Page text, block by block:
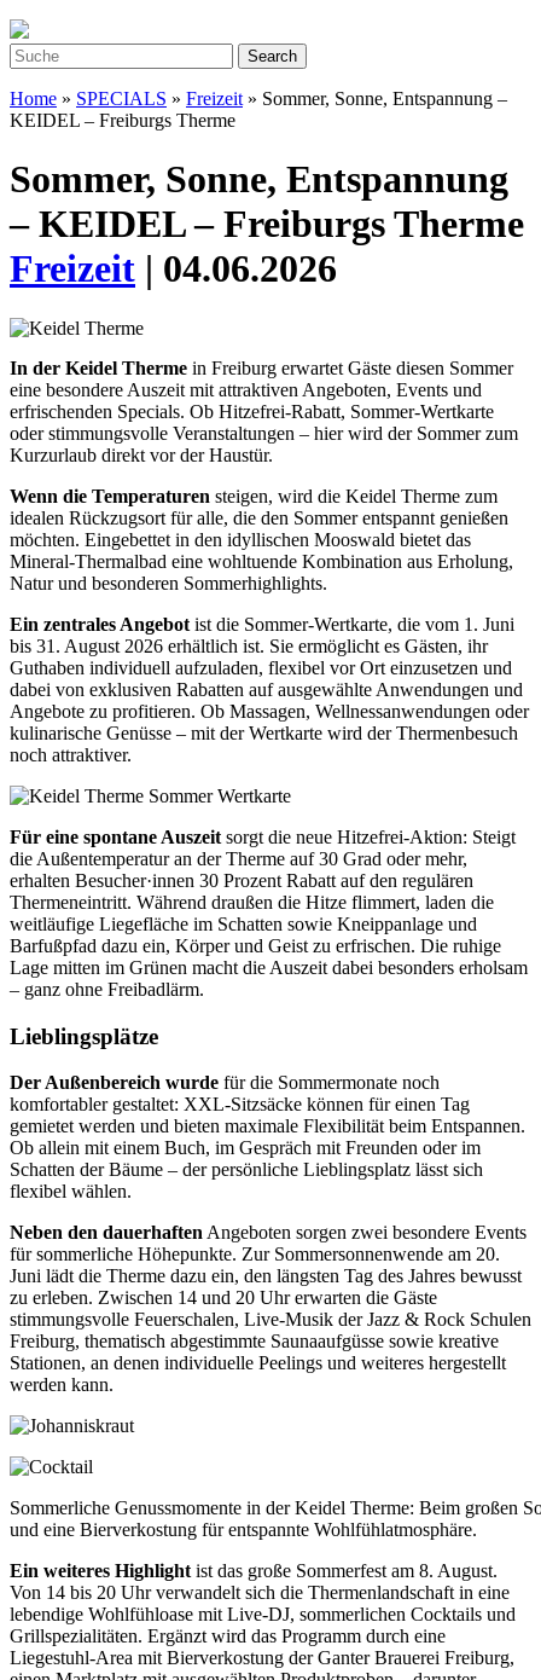
Home » SPECIALS » Freizeit » Sommer, Sonne, Entspannung –
KEIDEL – Freiburgs Therme
Sommer, Sonne, Entspannung
– KEIDEL – Freiburgs Therme
Freizeit | 04.06.2026
In der Keidel Therme in Freiburg erwartet Gäste diesen Sommer
eine ­besondere Auszeit mit attraktiven Angeboten, Events und
erfrischenden Specials. Ob Hitzefrei-Rabatt, Sommer-Wertkarte
oder stimmungs­volle Veranstaltungen – hier wird der Sommer zum
Kurzurlaub direkt vor der Haustür.
Wenn die Temperaturen steigen, wird die Keidel Therme zum
idealen Rückzugsort für alle, die den Sommer entspannt genießen
möchten. Eingebettet in den idyllischen Mooswald bietet das
Mineral-­Thermal­bad eine wohltuende Kombination aus Erholung,
Natur und besonderen Sommerhighlights.
Ein zentrales Angebot ist die Sommer-Wertkarte, die vom 1. Juni
bis 31. August 2026 erhältlich ist. Sie ermöglicht es Gästen, ihr
Guthaben individuell aufzuladen, flexibel vor Ort einzusetzen und
dabei von exklusiven Rabatten auf ausgewählte Anwendungen und
Angebote zu profitieren. Ob Massagen, Wellnessanwendungen oder
kulinarische Genüsse – mit der Wertkarte wird derThermenbesuch
noch attraktiver.
Für eine spontane Auszeit sorgt die neue Hitzefrei-Aktion: Steigt
die Außentemperatur an der Therme auf 30 Grad oder mehr,
erhalten Besucher·innen 30 Prozent Rabatt auf den regulären
Thermeneintritt. Während draußen die Hitze flimmert, laden die
weitläufige Liegefläche im Schatten sowie Kneippanlage und
Barfußpfad dazu ein, Körper und Geist zu erfrischen. Die ruhige
Lage mitten im Grünen macht die Auszeit dabei besonders erholsam
– ganz ohne Freibadlärm.
Lieblingsplätze
Der Außenbereich wurde für die Sommermonate noch
komfortabler gestaltet: XXL-Sitzsäcke können füreinen Tag
gemietet werden und bieten maximale Flexibilität beim Entspannen.
Ob allein mit einem Buch, im Gespräch mit Freunden oder im
Schatten der Bäume – der persönliche Lieblingsplatz lässt sich
flexibel wählen.
Neben den dauerhaften Angeboten sorgen zwei besondere Events
für sommerliche Höhepunkte. Zur Sommersonnenwende am 20.
Juni lädt die Therme dazu ein, den längsten Tag des Jahres bewusst
zu erleben. Zwischen 14 und 20 Uhr erwarten die Gäste
stimmungsvolle Feuerschalen, Live-Musik der Jazz & Rock Schulen
Freiburg, thematisch abgestimmte Saunaaufgüsse sowie kreative
Stationen, an denen indi­viduelle Peelings und weiteres hergestellt
werden kann.
Sommerliche Genuss­momente in der Keidel ­Therme: Beim großen
und eine Bierverkostung für entspannte Wohlfühl­atmosphäre.
Ein weiteres Highlight ist das große Sommerfest am 8. August.
Von 14 bis 20 Uhr verwandelt sich die Thermenlandschaft in eine
lebendige Wohlfühloase mit Live-DJ, sommerlichen Cocktails und
Grillspezialitäten. Ergänzt wird das Programm durch eine
Liegestuhl-­Area mit Bierverkostung der Ganter Brauerei Freiburg,